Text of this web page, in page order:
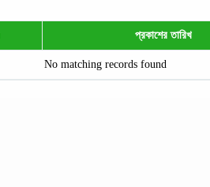
প্রকাশের তারিখ
No matching records found